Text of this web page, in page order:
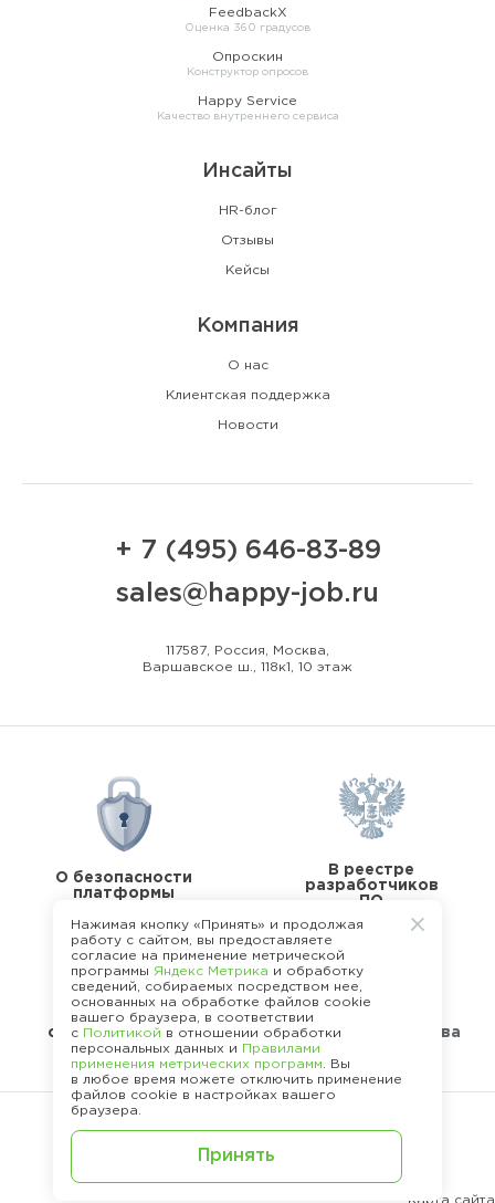
FeedbackX
Оценка 360 градусов
Опроскин
Конструктор опросов
Happy Service
Качество внутреннего сервиса
Инсайты
HR-блог
Отзывы
Кейсы
Компания
О нас
Клиентская поддержка
Новости
+ 7 (495) 646-83-89
sales@happy-job.ru
117587, Россия, Москва,
Варшавское ш., 118к1, 10 этаж
О безопасности
платформы
В реестре
разработчиков
ПО
В реестре
операторов перс.
данных
Стандарты качества
©2013 - 2026.
Политика конфиденциальности
Карта сайта
Нажимая кнопку «Принять» и продолжая
работу с сайтом, вы предоставляете
согласие на применение метрической
программы Яндекс Метрика и обработку
сведений, собираемых посредством нее,
основанных на обработке файлов cookie
вашего браузера, в соответствии
с Политикой в отношении обработки
персональных данных и
Правилами
применения метрических программ . Вы
в любое время можете отключить применение
файлов cookie в настройках вашего
браузера.
Принять